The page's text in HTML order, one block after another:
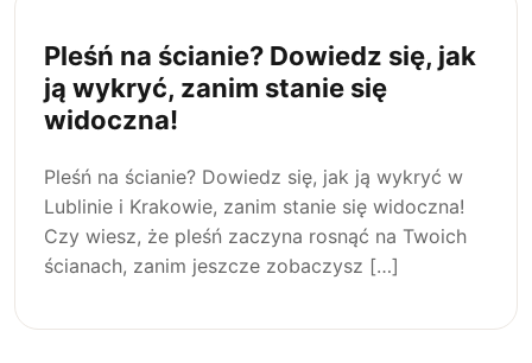
Pleśń na ścianie? Dowiedz się, jak
ją wykryć, zanim stanie się
widoczna!
Pleśń na ścianie? Dowiedz się, jak ją wykryć w
Lublinie i Krakowie, zanim stanie się widoczna!
Czy wiesz, że pleśń zaczyna rosnąć na Twoich
ścianach, zanim jeszcze zobaczysz […]